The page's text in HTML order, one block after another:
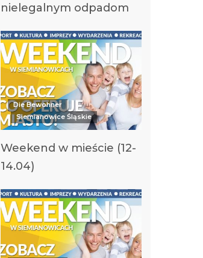
nielegalnym odpadom
Die Bewohner
Siemianowice Śląskie
Weekend w mieście (12-
14.04)